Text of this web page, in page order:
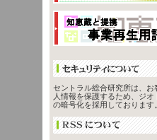
セントラル総合研究所は、お
人情報を保護するため、ジオ
の暗号化を採用しております